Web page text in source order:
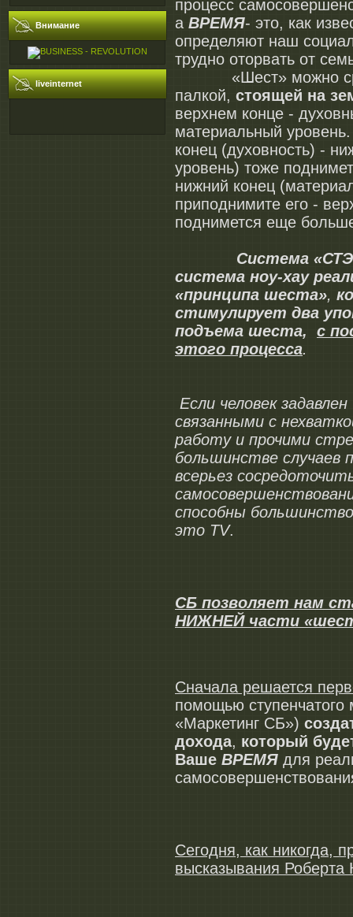
Внимание
liveinternet
процесс
а ВРЕМЯ- это, как
определяют наш
трудно оторвать
«Шест» можно
палкой, стоящей на
верхнем конце -
материальный
конец (духовность) -
уровень) тоже
нижний конец
приподнимите его -
поднимется еще
Система
система ноу-хау
«принципа шеста»,
стимулирует два
подъема шеста, с
этого процесса.
Если человек
связанными с
работу и прочими
большинстве случаев
всерьез
способны
это TV.
СБ позволяет нам
НИЖНЕЙ части
Сначала решается
помощью
«Маркетинг СБ»)
дохода, который
Ваше ВРЕМЯ для
Сегодня, как никогда,
высказывания Роберта